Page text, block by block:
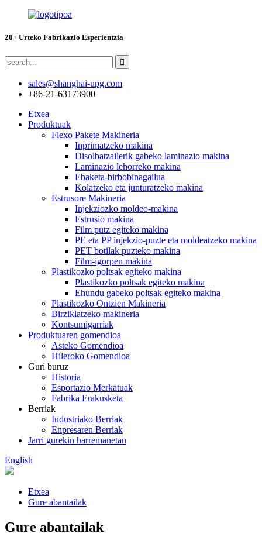
20+ Urteko Fabrikazio Esperientzia
sales@shanghai-upg.com
+86-21-63173900
Etxea
Produktuak
Flexo Pakete Makineria
Inprimatzeko makina
Disolbatzailerik gabeko laminazio makina
Laminazio lehorreko makina
Ebaketa-birbobinagailua
Kolatzeko eta junturatzeko makina
Estrusore Makineria
Injekziozko moldeo-makina
Estrusio makina
Film putz egiteko makina
PE eta PP injekzio-puzte eta moldeatzeko makina
PET botilak puzteko makina
Film-igorpen makina
Plastikozko poltsak egiteko makina
Plastikozko poltsak egiteko makina
Ehundu gabeko poltsak egiteko makina
Plastikozko Ontzien Makineria
Birziklatzeko makineria
Kontsumigarriak
Produktuaren gomendioa
Asteko Gomendioa
Hileroko Gomendioa
Guri buruz
Historia
Esportazio Merkatuak
Fabrika Erakusketa
Berriak
Industriako Berriak
Enpresaren Berriak
Jarri gurekin harremanetan
English
Etxea
Gure abantailak
Gure abantailak